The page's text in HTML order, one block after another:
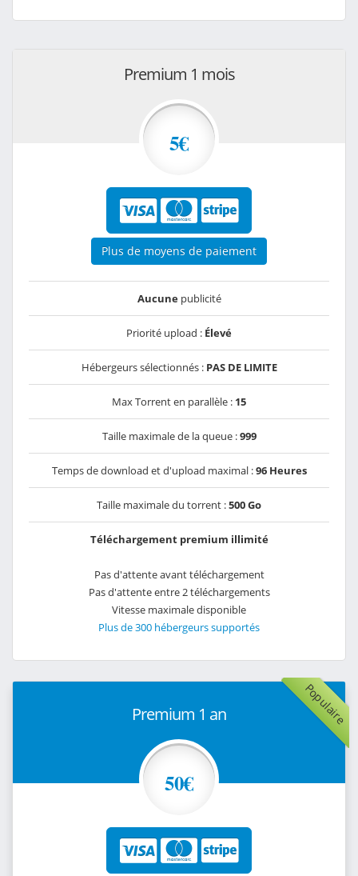
Premium 1 mois
5€
Plus de moyens de paiement
Aucunepublicité
Priorité upload : Élevé
Hébergeurs sélectionnés : PAS DE LIMITE
Max Torrent en parallèle : 15
Taille maximale de la queue :999
Temps de download et d'upload maximal :96 Heures
Taille maximale du torrent :500 Go
Téléchargement premium illimité
Pas d'attente avant téléchargement
Pas d'attente entre 2 téléchargements
Vitesse maximale disponible
Plus de 300 hébergeurs supportés
Populaire
Premium 1 an
50€